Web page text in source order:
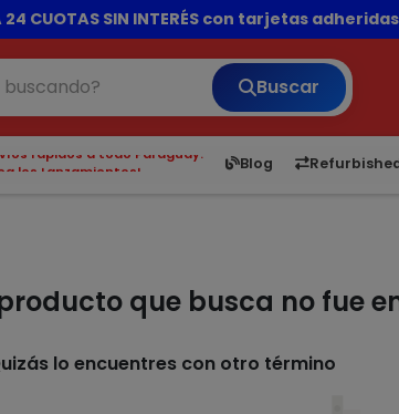
300.000 o más el delivery te sale totalmente
24 CUOTAS SIN INTERÉS con tarjetas adheridas!
Buscar
los Lanzamientos!
Blog
6,050 5.21 1,900
que busca no fue
lo encuentres con otro término